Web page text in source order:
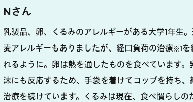
Nさん
乳製品、卵、くるみのアレルギーがある大学1年生
麦アレルギーもありましたが、経口負荷の治療※1を
れるように。卵は熱を通したものを食べています。
沫にも反応するため、手袋を着けてコップを持ち、
治療を続けています。くるみは現在、食べ慣らしの